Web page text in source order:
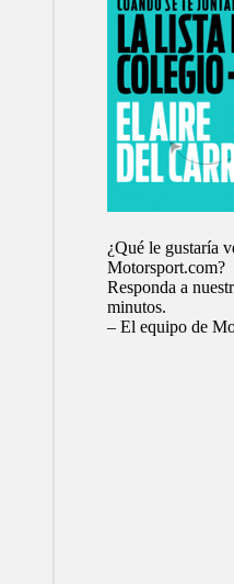
¿Qué le gustaría
Motorsport.com?
Responda a
minutos.
– El equipo de